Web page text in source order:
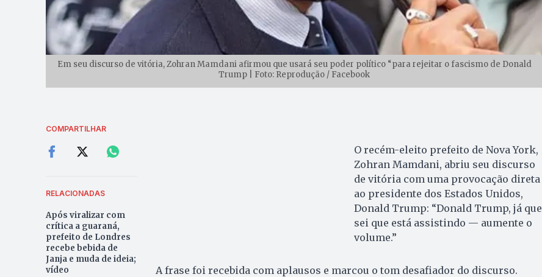
Em seu discurso de vitória, Zohran Mamdani afirmou que usará seu poder político “para rejeitar o fascismo de Donald
Trump | Foto: Reprodução / Facebook
COMPARTILHAR
RELACIONADAS
Após viralizar com
crítica a guaraná,
prefeito de Londres
recebe bebida de
Janja e muda de ideia;
vídeo
O recém-eleito prefeito de Nova York,
Zohran Mamdani, abriu seu discurso
de vitória com uma provocação direta
ao presidente dos Estados Unidos,
Donald Trump: “Donald Trump, já que
sei que está assistindo — aumente o
volume.”
A frase foi recebida com aplausos e marcou o tom desafiador do discurso.